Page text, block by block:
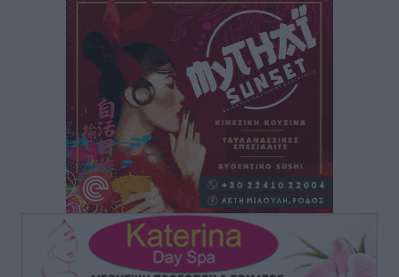
Άρης Αρχαγγέλου: Στο πλευρό του άτυχου Ιάκωβου
πριν 13 ώρες
Φοίβος: Η μεγάλη επιστροφή του Μπρένο Σαλβατιέρα
Αθλητικά• πριν 13 ώρες
Κλεάνθης: Έτοιμες οι κάρτες διαρκείας της νέας
σεζόν
Αθλητικά πριν 13 ώρες